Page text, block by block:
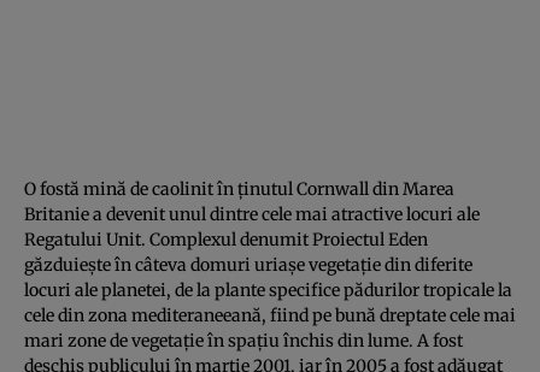
O fostă mină de caolinit în ţinutul Cornwall din Marea
Britanie a devenit unul dintre cele mai atractive locuri ale
Regatului Unit. Complexul denumit Proiectul Eden
găzduieşte în câteva domuri uriaşe vegetaţie din diferite
locuri ale planetei, de la plante specifice pădurilor tropicale la
cele din zona mediteraneeană, fiind pe bună dreptate cele mai
mari zone de vegetaţie în spaţiu închis din lume. A fost
deschis publicului în martie 2001, iar în 2005 a fost adăugat